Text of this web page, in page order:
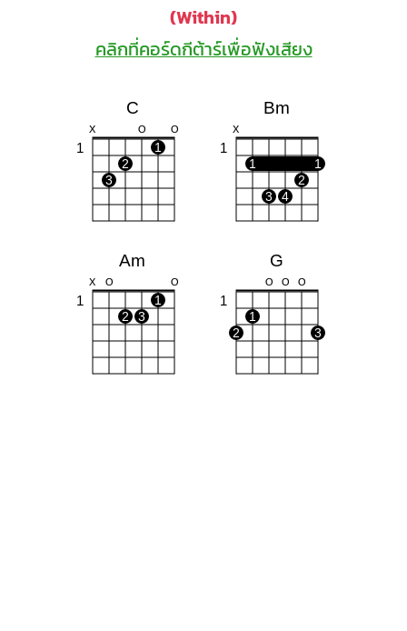
(Within)
คลิกที่คอร์ดกีต้าร์เพื่อฟังเสียง
C
X O O
1
1
2
3
Bm
X
1
1
1
2
3
4
Am
X O O
1
1
2
3
G
O O O
1
1
2
3